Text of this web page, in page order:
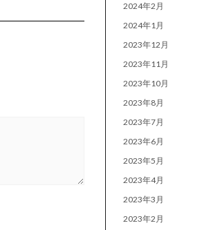
2024年2月
2024年1月
2023年12月
2023年11月
2023年10月
2023年8月
2023年7月
2023年6月
2023年5月
2023年4月
2023年3月
2023年2月